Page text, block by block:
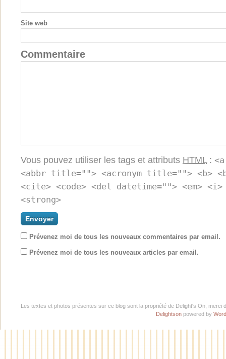
Site web
Commentaire
Vous pouvez utiliser les tags et attributs HTML :
<abbr title=""> <acronym title=""> <b>
<cite> <code> <del datetime=""> <em>
<strong>
Prévenez moi de tous les nouveaux commentaires par email.
Prévenez moi de tous les nouveaux articles par email.
Les textes et photos présentes sur ce blog sont la propriété de Delight's On,
Delightson powered by